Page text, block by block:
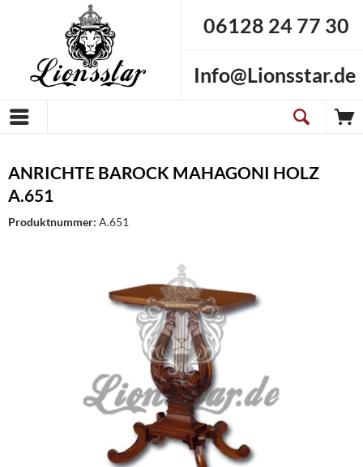
06128 24 77 30
Info@Lionsstar.de
ANRICHTE BAROCK MAHAGONI HOLZ
A.651
Produktnummer: A.651